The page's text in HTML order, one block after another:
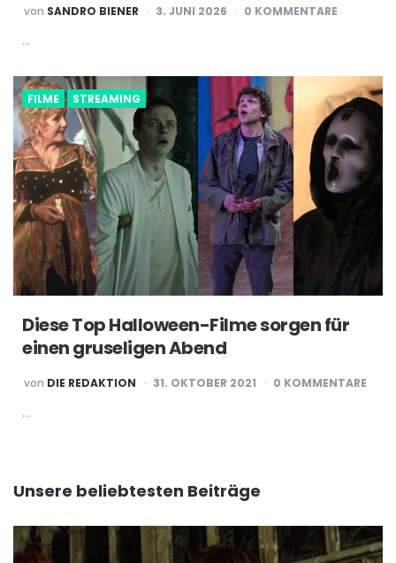
POSTED
BY
von SANDRO BIENER 3. JUNI 2026 0 KOMMENTARE
…
FILME STREAMING
Diese Top Halloween-Filme sorgen für
einen gruseligen Abend
POSTED
BY
von DIE REDAKTION 31. OKTOBER 2021 0 KOMMENTARE
…
Unsere beliebtesten Beiträge